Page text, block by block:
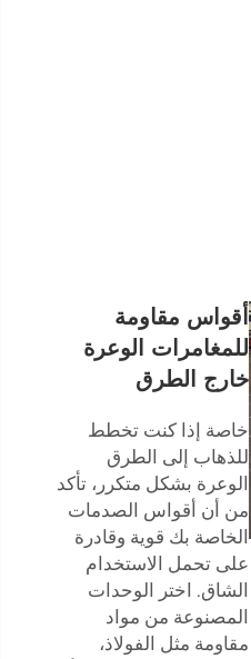
أقواس مقاومة
للمغامرات الوعرة
خارج الطرق
خاصة إذا كنت تخطط
للذهاب إلى الطرق
الوعرة بشكل متكرر، تأكد
من أن أقواس الصدمات
الخاصة بك قوية وقادرة
على تحمل الاستخدام
الشاق. اختر الوحدات
المصنوعة من مواد
مقاومة مثل الفولاذ،